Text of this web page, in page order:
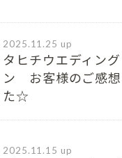
2025.11.25 up
タヒチウエディン
ン お客様のご感想
た☆
2025.11.15 up